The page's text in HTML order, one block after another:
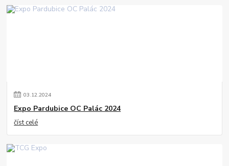
03.12.2024
Expo Pardubice OC Palác 2024
číst celé